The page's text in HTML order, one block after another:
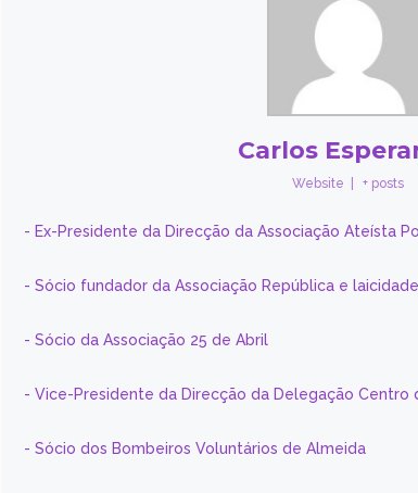
Carlos
Website + posts
- Ex-Presidente da Direcção da Associação Ateísta
- Sócio fundador da Associação República e
- Sócio da Associação 25 de Abril
- Vice-Presidente da Direcção da Delegação Centro
- Sócio dos Bombeiros Voluntários de Almeida